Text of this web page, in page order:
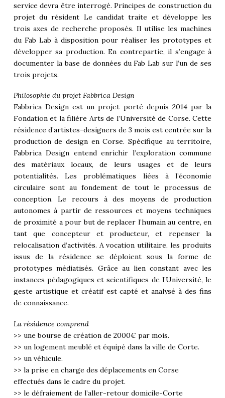
service devra être interrogé. Principes de construction du
projet du résident Le candidat traite et développe les
trois axes de recherche proposés. Il utilise les machines
du Fab Lab à disposition pour réaliser les prototypes et
développer sa production. En contrepartie, il s’engage à
documenter la base de données du Fab Lab sur l’un de ses
trois projets.
Philosophie du projet Fabbrica Design
Fabbrica Design est un projet porté depuis 2014 par la
Fondation et la filière Arts de l’Université de Corse. Cette
résidence d’artistes-designers de 3 mois est centrée sur la
production de design en Corse. Spécifique au territoire,
Fabbrica Design entend enrichir l’exploration commune
des matériaux locaux, de leurs usages et de leurs
potentialités. Les problématiques liées à l’économie
circulaire sont au fondement de tout le processus de
conception. Le recours à des moyens de production
autonomes à partir de ressources et moyens techniques
de proximité a pour but de replacer l’humain au centre, en
tant que concepteur et producteur, et repenser la
relocalisation d’activités. A vocation utilitaire, les produits
issus de la résidence se déploient sous la forme de
prototypes médiatisés. Grâce au lien constant avec les
instances pédagogiques et scientifiques de l’Université, le
geste artistique et créatif est capté et analysé à des fins
de connaissance.
La résidence comprend
>> une bourse de création de 2000€ par mois.
>> un logement meublé et équipé dans la ville de Corte.
>> un véhicule.
>> la prise en charge des déplacements en Corse
effectués dans le cadre du projet.
>> le défraiement de l’aller-retour domicile-Corte